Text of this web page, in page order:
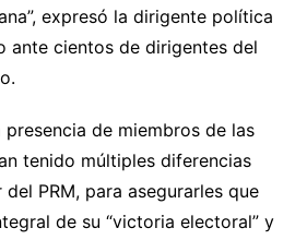
expresó la dirigente política
ante cientos de dirigentes del
de miembros de las
tenido múltiples diferencias
PRM, para asegurarles que
de su “victoria electoral” y